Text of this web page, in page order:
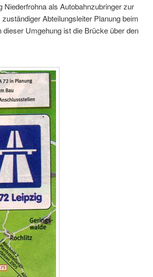
Niederfrohna als Autobahnzubringer zur
Abteilungsleiter Planung beim
Umgehung ist die Brücke über den